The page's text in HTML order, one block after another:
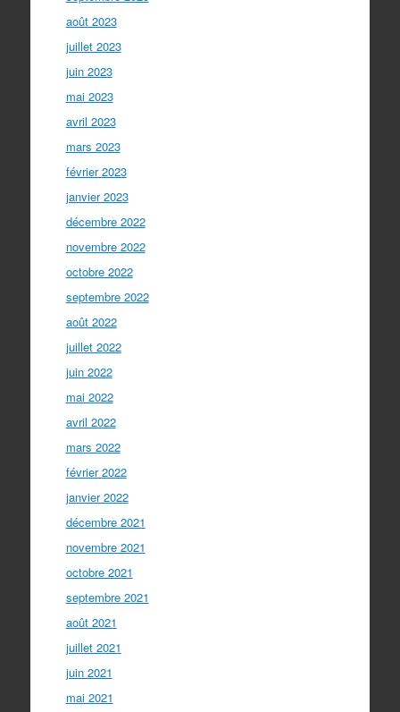
août 2023
juillet 2023
juin 2023
mai 2023
avril 2023
mars 2023
février 2023
janvier 2023
décembre 2022
novembre 2022
octobre 2022
septembre 2022
août 2022
juillet 2022
juin 2022
mai 2022
avril 2022
mars 2022
février 2022
janvier 2022
décembre 2021
novembre 2021
octobre 2021
septembre 2021
août 2021
juillet 2021
juin 2021
mai 2021